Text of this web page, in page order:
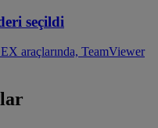
seçildi
araçlarında, TeamViewer